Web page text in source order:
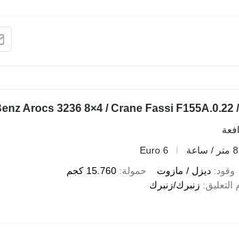
Arocs 3236 8×4 / Crane Fassi
Euro 6
وقود ديزل / مازوت حمولة 15.760 كجم
التعليق زنبرك/زنبرك